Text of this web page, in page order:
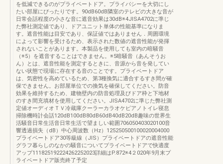
を低減できるのがプライベートドア。プライバシーを大切にし
たい部屋にぴったりです。90dB60dB隣室のテレビの大きな音が
日常会話程度の小さな音に遮音効果は30dB※4JISA4702に準じ
た弊社測定値であり、ドアユニット単体の性能基準になりま
す。遮音性能は目安であり、保証値ではありません．周囲環境
によって影響を受けるため、表示された数値の遮音性能が発揮
されないことがあります。本製品を使用しても室内の暗騒音
（※5）を遮音することはできません。※5暗騒音（あんそうお
ん）とは、遮音性能を測定するときに、音源から音を発してい
ない状態で現場に存在する音のことです。プライベートドア
は、気密性を高めているため、第3種換気に適合するすき間が確
保できません。お部屋単位での換気を確保してください。防音
効果を維持するため、建物壁内の防音処理及びドア枠と下地材
のすき間充填材を使用してください。JISA4702に準じた弊社測
定値オーディオＴＶ冷蔵庫クーラーカラオケピアノトイレ寝息
掃除機時計会話120dB100dB80dB60dB40dB20dB趣味の世界生
活騒音日常生活音日常生活で望ましい範囲706050403020100音
響透過損失（dB）中心周波数（Hz）125250500100020004000
プライベートドア30等級線（JIS）プライベートドアの遮音性能
グラフ暮らしのなかの騒音についてプライベートドアで快適度
アップ111825192224262252023詳細はP.872※4２020年9月末プ
ライベートドア販売終了予定